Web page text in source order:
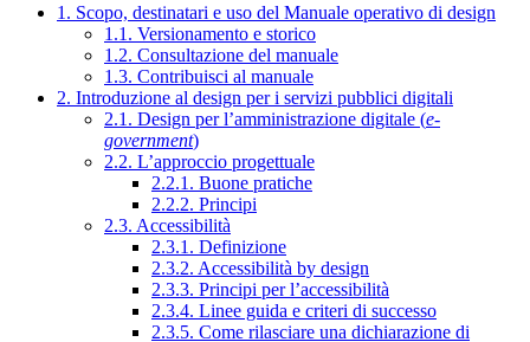
1. Scopo, destinatari e uso del Manuale operativo di design
1.1. Versionamento e storico
1.2. Consultazione del manuale
1.3. Contribuisci al manuale
2. Introduzione al design per i servizi pubblici digitali
2.1. Design per l’amministrazione digitale (e-
government)
2.2. L’approccio progettuale
2.2.1. Buone pratiche
2.2.2. Principi
2.3. Accessibilità
2.3.1. Definizione
2.3.2. Accessibilità by design
2.3.3. Principi per l’accessibilità
2.3.4. Linee guida e criteri di successo
2.3.5. Come rilasciare una dichiarazione di